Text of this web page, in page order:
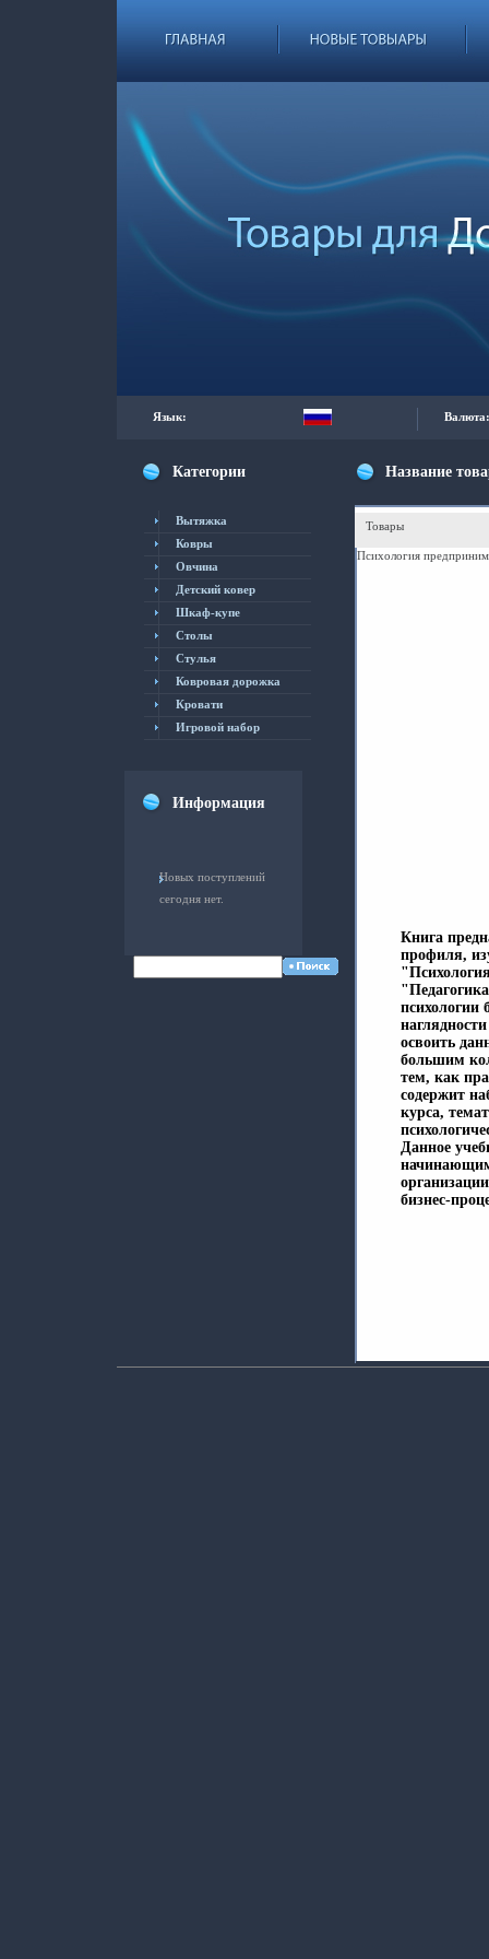
Язык: Валюта:
Категории
Вытяжка
Ковры
Овчина
Детский ковер
Шкаф-купе
Столы
Cтулья
Ковровая дорожка
Кровати
Игровой набор
Информация
Новых поступлений
сегодня нет.
Название
Товары
Психология
Книга
профиля,
психологии
освоить
большим
тем, как
содержит
курса,
Данное
бизнес-